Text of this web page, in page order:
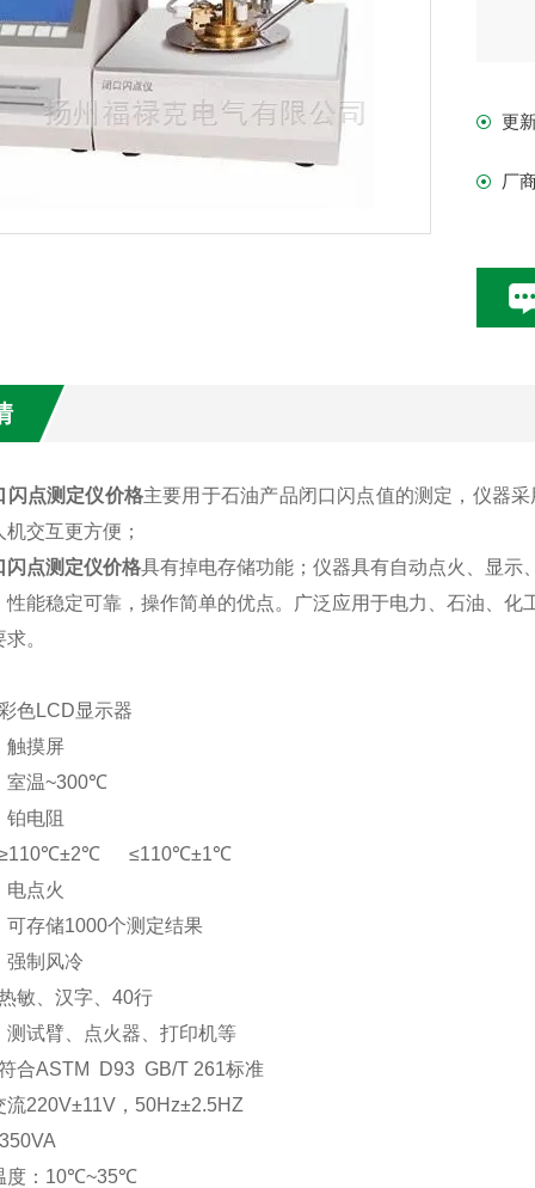
更
厂
闪点测定仪价格主要用于石油产品闭口闪点值的测定，仪器采
交互更方便；
闪点测定仪价格具有掉电存储功能；仪器具有自动点火、显
性能稳定可靠，操作简单的优点。广泛应用于电力、石油、化
。
色LCD显示器
触摸屏
室温~300℃
铂电阻
110℃±2℃ ≤110℃±1℃
电点火
可存储1000个测定结果
强制风冷
敏、汉字、 40行
测试臂、点火器、打印机等
合ASTM D93 GB/T 261标准
流220V±11V， 50Hz±2.5HZ
： 10℃~35℃